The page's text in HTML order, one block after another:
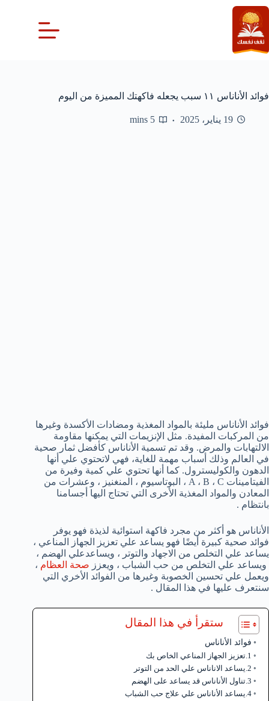
التجاوز
إلى
المحتوى
فوائد الأناناس ١١ سبب يجعله فاكهتك المميزة من اليوم
19 يناير، 2025 5 mins
فوائد الأناناس مليئة بالمواد المغذية ومضادات الأكسدة وغيرها
من المركبات المفيدة. مثل الإنزيمات التي يمكنها مقاومة
الالتهابات والمرض. وقد تم تسمية الأناناس كأفضل ثمار صحية
في العالم وذلك أسباب مهمة للغاية، فهي لاتحتوي علي أنها
الدهون والكوليسترول. كما أنها تحتوي علي كمية وفيرة من
الفيتامينات A ، B ، C ، البوتاسيوم ، المنغنيز ، وعشرات من
المعادن والمواد المغذية الأخرى التي تحتاج اليها أجسامنا
بانتظام .
الأناناس هو أكثر من مجرد فاكهة استوائية لذيذة فهو يوفر
فوائد صحية كبيرة أيضًا فهو يساعد علي تعزيز الجهاز المناعي ،
يساعد علي التخلص من الاجهاد والتوتر ، ويساعدعلي الهضم ،
ويساعد علي التخلص من حب الشباب ، ويعزز صحة العظام ،
ويعمل علي تحسين الخصوبة وغيرها من الفوائد الأخري التي
سنتعرف عليها في هذا المقال .
ستقرأ في هذا المقال
فوائد الأناناس
1.تعزيز الجهاز المناعي الخاص بك
2.يساعد الاناناس علي الحد من التوتر
3.تناول الأناناس قد يساعد على الهضم
4.يساعد الأناناس علي علاج حب الشباب